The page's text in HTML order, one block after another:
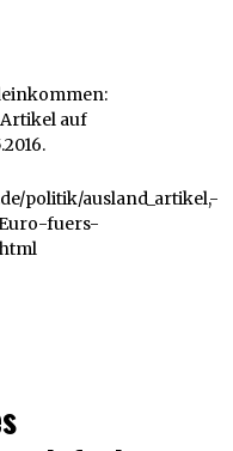
auf
politik/ausland_artikel,-
fuers-